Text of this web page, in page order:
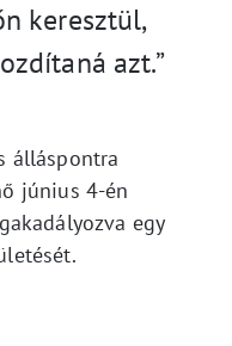
keresztül,
azt.”
álláspontra
június 4-én
egy